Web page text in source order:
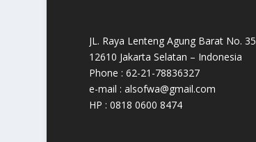
JL. Raya Lenteng Agung Barat No. 35
12610 Jakarta Selatan – Indonesia
Phone : 62-21-78836327
e-mail : alsofwa@gmail.com
HP : 0818 0600 8474